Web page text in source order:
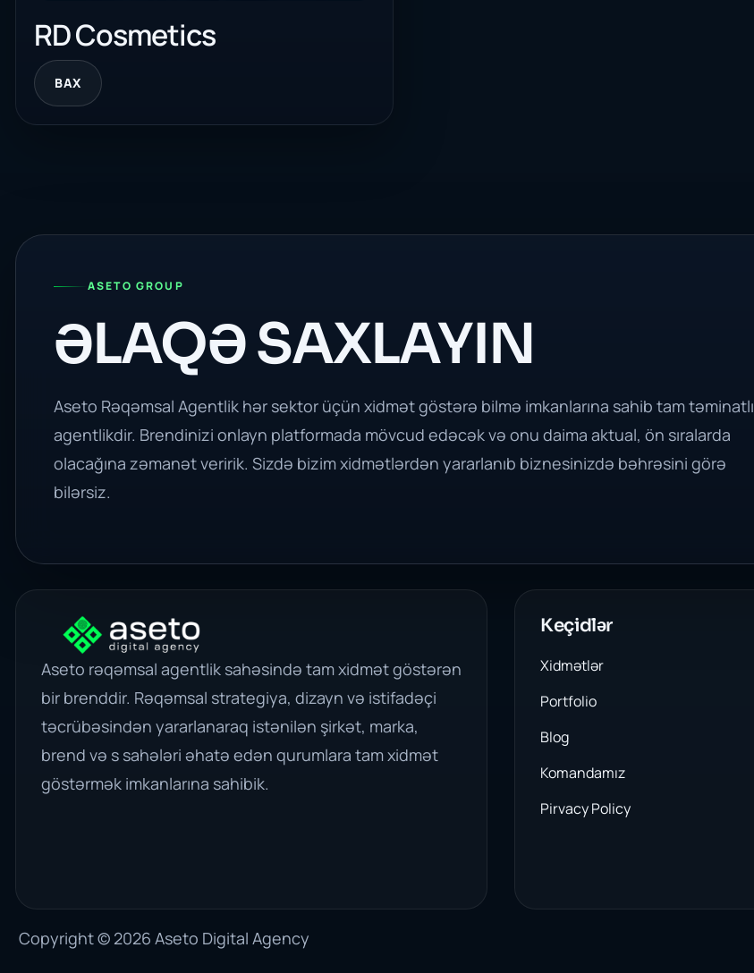
RD Cosmetics
BAX
ASETO GROUP
ƏLAQƏ SAXLAYIN
Aseto Rəqəmsal Agentlik hər sektor üçün xidmət göstərə bilmə imkanlarına sahib tam təminatlı
agentlikdir. Brendinizi onlayn platformada mövcud edəcək və onu daima aktual, ön sıralarda
olacağına zəmanət veririk. Sizdə bizim xidmətlərdən yararlanıb biznesinizdə bəhrəsini görə
bilərsiz.
Aseto rəqəmsal agentlik sahəsində tam xidmət göstərən
bir brenddir. Rəqəmsal strategiya, dizayn və istifadəçi
təcrübəsindən yararlanaraq istənilən şirkət, marka,
brend və s sahələri əhatə edən qurumlara tam xidmət
göstərmək imkanlarına sahibik.
Keçidlər
Xidmətlər
Portfolio
Blog
Komandamız
Pirvacy Policy
Copyright © 2026 Aseto Digital Agency